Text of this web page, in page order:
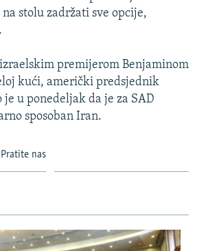
2024.
BIH
stolu zadržati sve opcije,
premijerom Benjaminom
kući, američki predsjednik
je u ponedeljak da je za SAD
sposoban Iran.
Pratite nas